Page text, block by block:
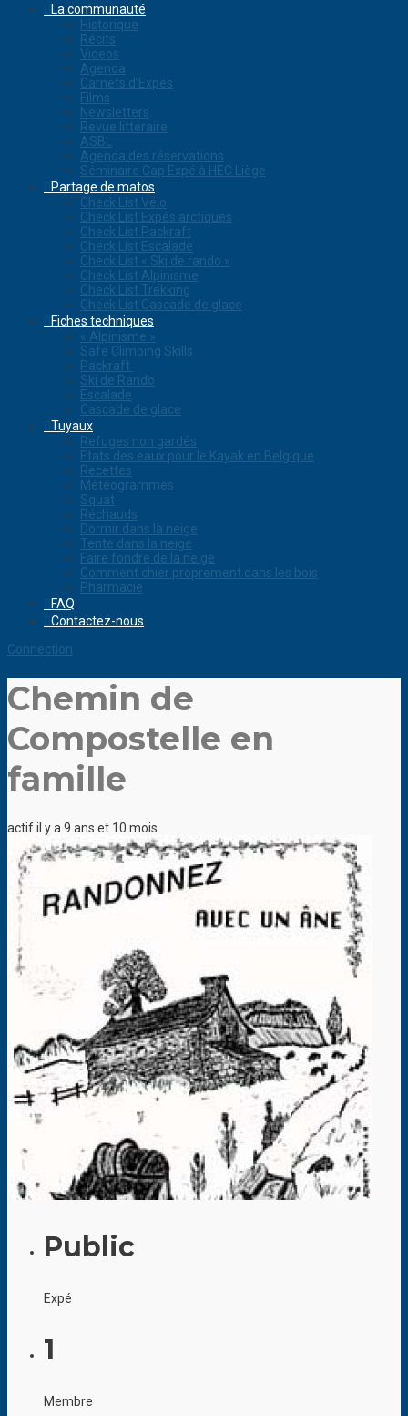
La communauté
Historique
Récits
Videos
Agenda
Carnets d’Expés
Films
Newsletters
Revue littéraire
ASBL
Agenda des réservations
Séminaire Cap Expé à HEC Liège
Partage de matos
Check List Vélo
Check List Expés arctiques
Check List Packraft
Check List Escalade
Check List « Ski de rando »
Check List Alpinisme
Check List Trekking
Check List Cascade de glace
Fiches techniques
« Alpinisme »
Safe Climbing Skills
Packraft
Ski de Rando
Escalade
Cascade de glace
Tuyaux
Refuges non gardés
Etats des eaux pour le Kayak en Belgique
Recettes
Météogrammes
Squat
Réchauds
Dormir dans la neige
Tente dans la neige
Faire fondre de la neige
Comment chier proprement dans les bois
Pharmacie
FAQ
Contactez-nous
Connection
Chemin de
Compostelle en
famille
actif il y a 9 ans et 10 mois
Public
Expé
1
Membre